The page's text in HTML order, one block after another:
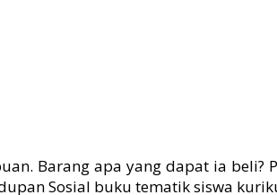
Barang apa yang dapat ia beli?
Sosial buku tematik siswa